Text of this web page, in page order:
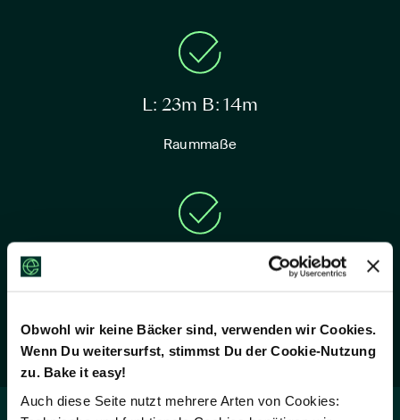
Obwohl wir keine Bäcker sind, verwenden wir Cookies.
Wenn Du weitersurfst, stimmst Du der Cookie-Nutzung
zu. Bake it easy!
Auch diese Seite nutzt mehrere Arten von Cookies:
L: 23m B: 14m
Raummaße